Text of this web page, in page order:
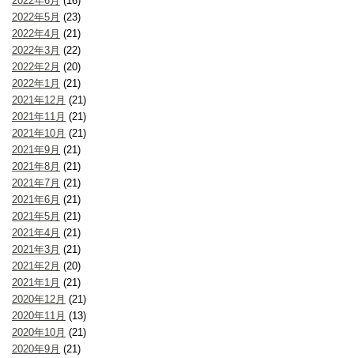
2022年5月 (23)
2022年4月 (21)
2022年3月 (22)
2022年2月 (20)
2022年1月 (21)
2021年12月 (21)
2021年11月 (21)
2021年10月 (21)
2021年9月 (21)
2021年8月 (21)
2021年7月 (21)
2021年6月 (21)
2021年5月 (21)
2021年4月 (21)
2021年3月 (21)
2021年2月 (20)
2021年1月 (21)
2020年12月 (21)
2020年11月 (13)
2020年10月 (21)
2020年9月 (21)